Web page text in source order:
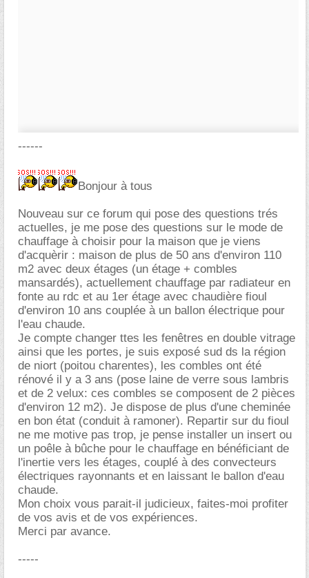
------
Bonjour à tous
Nouveau sur ce forum qui pose des questions trés
actuelles, je me pose des questions sur le mode de
chauffage à choisir pour la maison que je viens
d'acquèrir : maison de plus de 50 ans d'environ 110
m2 avec deux étages (un étage + combles
mansardés), actuellement chauffage par radiateur en
fonte au rdc et au 1er étage avec chaudière fioul
d'environ 10 ans couplée à un ballon électrique pour
l'eau chaude.
Je compte changer ttes les fenêtres en double vitrage
ainsi que les portes, je suis exposé sud ds la région
de niort (poitou charentes), les combles ont été
rénové il y a 3 ans (pose laine de verre sous lambris
et de 2 velux: ces combles se composent de 2 pièces
d'environ 12 m2). Je dispose de plus d'une cheminée
en bon état (conduit à ramoner). Repartir sur du fioul
ne me motive pas trop, je pense installer un insert ou
un poêle à bûche pour le chauffage en bénéficiant de
l'inertie vers les étages, couplé à des convecteurs
électriques rayonnants et en laissant le ballon d'eau
chaude.
Mon choix vous parait-il judicieux, faites-moi profiter
de vos avis et de vos expériences.
Merci par avance.
-----